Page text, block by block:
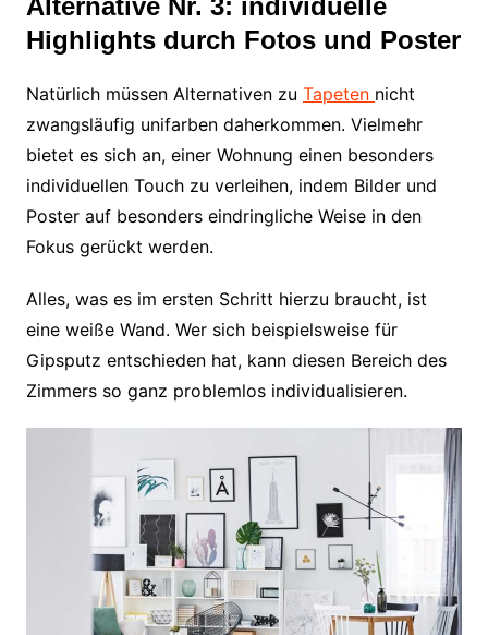
Highlights durch Fotos und Poster
Natürlich müssen Alternativen zu Tapeten nicht
zwangsläufig unifarben daherkommen. Vielmehr
bietet es sich an, einer Wohnung einen besonders
individuellen Touch zu verleihen, indem Bilder und
Poster auf besonders eindringliche Weise in den
Fokus gerückt werden.
Alles, was es im ersten Schritt hierzu braucht, ist
eine weiße Wand. Wer sich beispielsweise für
Gipsputz entschieden hat, kann diesen Bereich des
Zimmers so ganz problemlos individualisieren.